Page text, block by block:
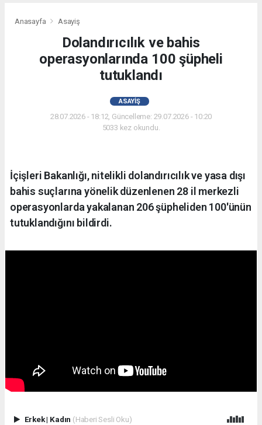
Anasayfa Asayiş
Dolandırıcılık ve bahis
operasyonlarında 100 şüpheli
tutuklandı
ASAYIŞ
28.07.2026 - 18:12, Güncelleme: 29.07.2026 - 10:20
5033 kez okundu.
İçişleri Bakanlığı, nitelikli dolandırıcılık ve yasa dışı
bahis suçlarına yönelik düzenlenen 28 il merkezli
operasyonlarda yakalanan 206 şüpheliden 100'ünün
tutuklandığını bildirdi.
Erkek| Kadın (Haberi Sesli Oku)